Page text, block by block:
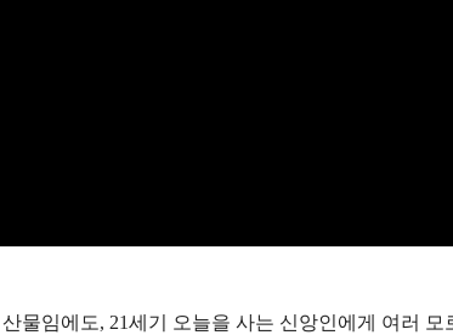
물임에도, 21세기 오늘을 사는 신앙인에게 여러 모